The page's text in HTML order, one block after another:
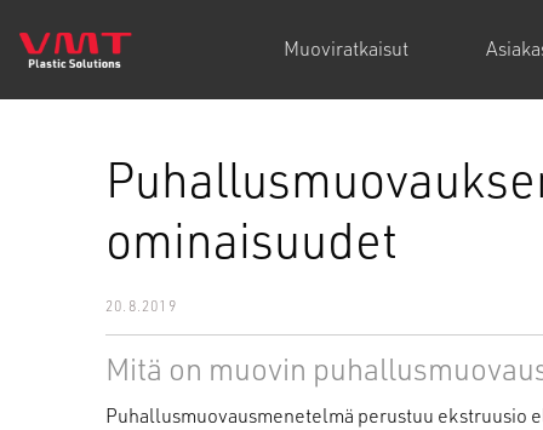
Muoviratkaisut
ominaisuudet
20.8.2019
Mitä on muovin
Puhallusmuovausmenetelmä perustuu ekstruusio